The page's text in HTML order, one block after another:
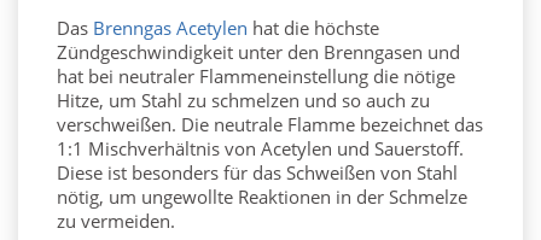
Das Brenngas Acetylen hat die höchste
Zündgeschwindigkeit unter den Brenngasen und
hat bei neutraler Flammeneinstellung die nötige
Hitze, um Stahl zu schmelzen und so auch zu
verschweißen. Die neutrale Flamme bezeichnet das
1:1 Mischverhältnis von Acetylen und Sauerstoff.
Diese ist besonders für das Schweißen von Stahl
nötig, um ungewollte Reaktionen in der Schmelze
zu vermeiden.